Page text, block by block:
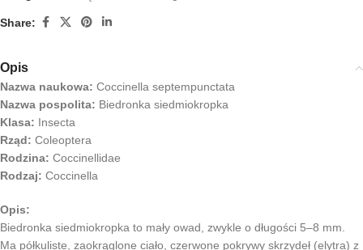
Share:
Opis
Nazwa naukowa: Coccinella septempunctata
Nazwa pospolita: Biedronka siedmiokropka
Klasa: Insecta
Rząd: Coleoptera
Rodzina: Coccinellidae
Rodzaj: Coccinella
Opis:
Biedronka siedmiokropka to mały owad, zwykle o długości 5–8 mm.
Ma półkuliste, zaokrąglone ciało, czerwone pokrywy skrzydeł (elytra) z